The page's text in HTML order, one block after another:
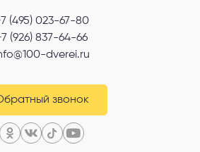
(495) 023-67-80
(926) 837-64-66
dverei.ru
звонок